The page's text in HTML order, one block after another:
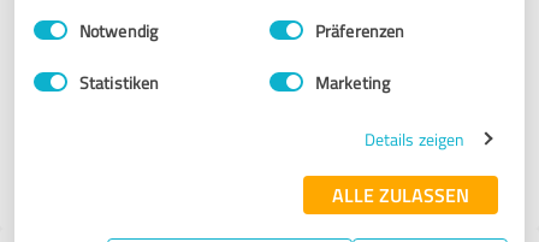
Impressum Datenschutzbestimmungen
Einwilligungsauswahl
Notwendig Präferenzen
Statistiken Marketing
Details zeigen
ALLE ZULASSEN
iXactly Beratung Seminare Audits